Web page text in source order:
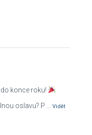
konce roku!
oslavu? P
Vidět